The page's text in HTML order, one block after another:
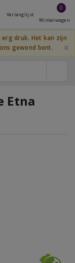
Verlanglijst
0
Winkelwagen
druk. Het kan zijn
gewend bent.
×
Etna